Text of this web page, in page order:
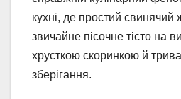
кухні, де простий
звичайне пісочне тісто на
хрусткою скоринкою й
зберігання.